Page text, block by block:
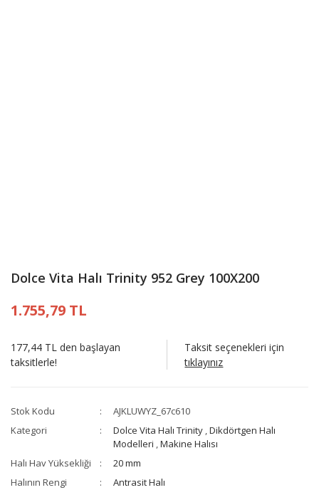
Dolce Vita Halı Trinity 952 Grey 100X200
1.755,79 TL
177,44 TL den başlayan
taksitlerle!
Taksit seçenekleri için
tıklayınız
Stok Kodu
AJKLUWYZ_67c610
Kategori
Dolce Vita Halı Trinity ,Dikdörtgen Halı
Modelleri ,Makine Halısı
Halı Hav Yüksekliği
20 mm
Halının Rengi
Antrasit Halı